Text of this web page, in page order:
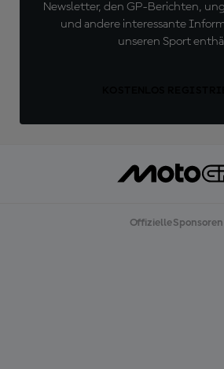
Newsletter, den GP-Berichten,
und andere interessante
unseren Sport
Offizielle Sponsoren